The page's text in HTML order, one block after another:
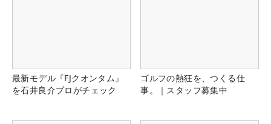
最新モデル『FJクオンタム』
を石井良介プロがチェック
ゴルフの熱狂を、つくる仕
事。｜スタッフ募集中